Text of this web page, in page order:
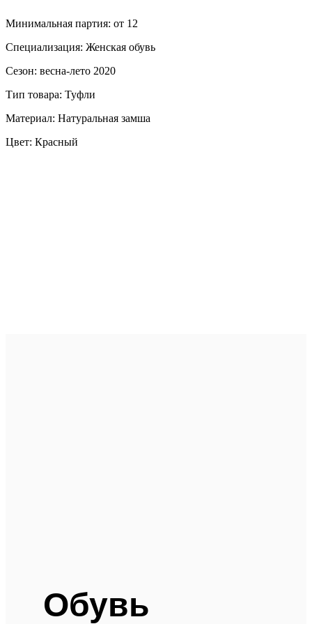
Минимальная партия: от 12
Специализация: Женская обувь
Сезон: весна-лето 2020
Тип товара: Туфли
Материал: Натуральная замша
Цвет: Красный
Обувь